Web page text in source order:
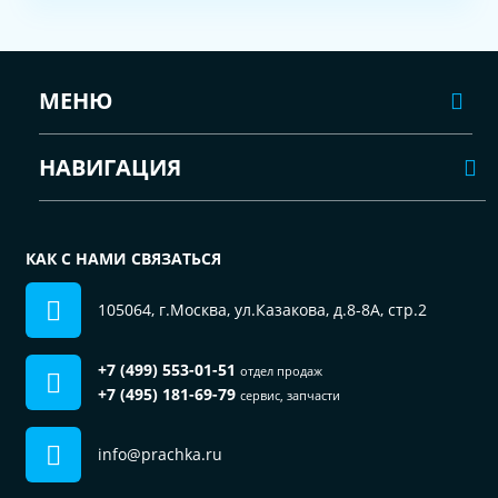
МЕНЮ
НАВИГАЦИЯ
КАК С НАМИ СВЯЗАТЬСЯ
105064, г.Москва, ул.Казакова, д.8-8А, стр.2
+7 (499) 553-01-51 отдел продаж
+7 (495) 181-69-79 сервис, запчасти
info@prachka.ru